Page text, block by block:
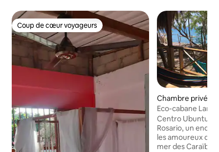
Coup de cœur voyageurs
Coup de cœur voyageurs
Chambre privée ⋅
Eco-cabane
vue sur la mer
Centro Ubuntu
Rosario, un
les amoureux de
mer des Caraïbes